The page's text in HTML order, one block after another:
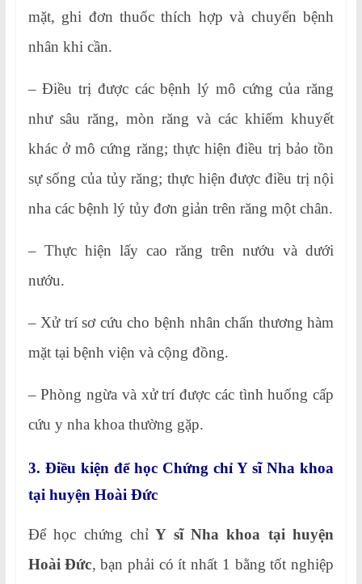
mặt, ghi đơn thuốc thích hợp và chuyển bệnh
nhân khi cần.
– Điều trị được các bệnh lý mô cứng của răng
như sâu răng, mòn răng và các khiếm khuyết
khác ở mô cứng răng; thực hiện điều trị bảo tồn
sự sống của tủy răng; thực hiện được điều trị nội
nha các bệnh lý tủy đơn giản trên răng một chân.
– Thực hiện lấy cao răng trên nướu và dưới
nướu.
– Xử trí sơ cứu cho bệnh nhân chấn thương hàm
mặt tại bệnh viện và cộng đồng.
– Phòng ngừa và xử trí được các tình huống cấp
cứu y nha khoa thường gặp.
3. Điều kiện để học Chứng chỉ Y sĩ Nha khoa
tại huyện Hoài Đức
Để học chứng chỉY sĩ Nha khoa tại huyện
Hoài Đức, bạn phải có ít nhất 1 bằng tốt nghiệp